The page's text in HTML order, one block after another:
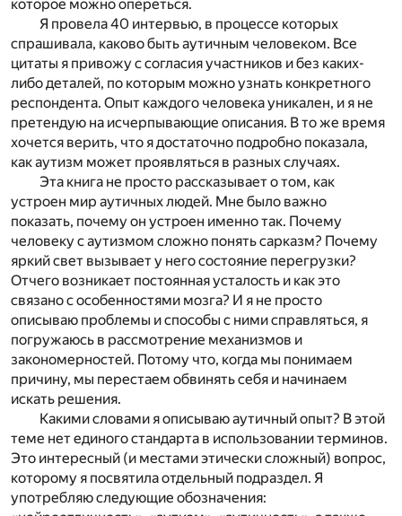
которое можно опереться.
Я провела 40 интервью, в процессе которых
спрашивала, каково быть аутичным человеком. Все
цитаты я привожу с согласия участников и без каких-
либо деталей, по которым можно узнать конкретного
респондента. Опыт каждого человека уникален, и я не
претендую на исчерпывающие описания. В то же время
хочется верить, что я достаточно подробно показала,
как аутизм может проявляться в разных случаях.
Эта книга не просто рассказывает о том, как
устроен мир аутичных людей. Мне было важно
показать, почему он устроен именно так. Почему
человеку с аутизмом сложно понять сарказм? Почему
яркий свет вызывает у него состояние перегрузки?
Отчего возникает постоянная усталость и как это
связано с особенностями мозга? И я не просто
описываю проблемы и способы с ними справляться, я
погружаюсь в рассмотрение механизмов и
закономерностей. Потому что, когда мы понимаем
причину, мы перестаем обвинять себя и начинаем
искать решения.
Какими словами я описываю аутичный опыт? В этой
теме нет единого стандарта в использовании терминов.
Это интересный (и местами этически сложный) вопрос,
которому я посвятила отдельный подраздел. Я
употребляю следующие обозначения: